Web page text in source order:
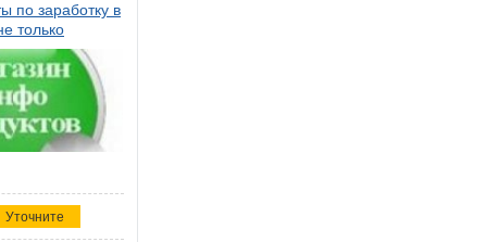
по заработку в
только
Уточните